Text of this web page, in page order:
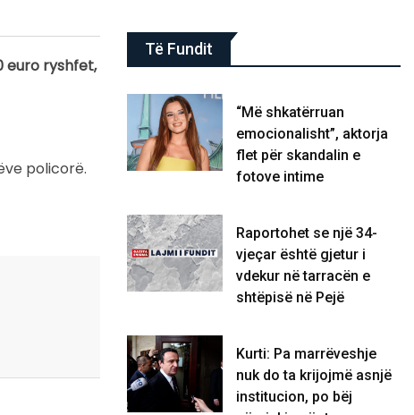
euro ryshfet,
policorë.
Të Fundit
“Më shkatërruan
emocionalisht”, aktorja
flet për skandalin e
fotove intime
Raportohet se një 34-
vjeçar është gjetur i
vdekur në tarracën e
shtëpisë në Pejë
Kurti: Pa marrëveshje
nuk do ta krijojmë asnjë
institucion, po bëj